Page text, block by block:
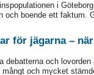
i
och boende ett faktum.
för jägarna –
debatterna och
och mycket